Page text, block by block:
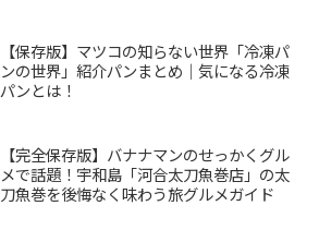
【保存版】マツコの知らない世界「冷凍パ
ンの世界」紹介パンまとめ｜気になる冷凍
パンとは！
【完全保存版】バナナマンのせっかくグル
メで話題！宇和島「河合太刀魚巻店」の太
刀魚巻を後悔なく味わう旅グルメガイド